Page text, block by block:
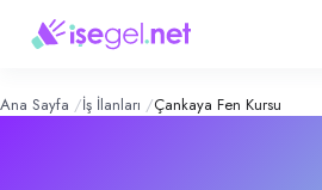
Fen Kursu
Konum:
Çankaya Fen Kursu, Çankaya, Ankara
Ana Sayfa İş İlanları Çankaya Fen Kursu